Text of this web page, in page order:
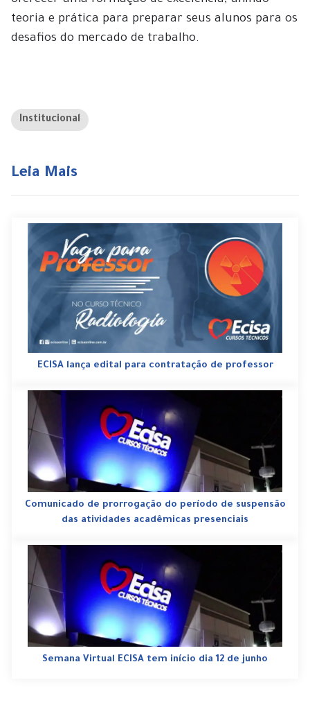
teoria e prática para preparar seus alunos para os
desafios do mercado de trabalho.
Institucional
Leia Mais
ECISA lança edital para contratação de professor
Comunicado de prorrogação do período de suspensão
das atividades acadêmicas presenciais
Semana Virtual ECISA tem início dia 12 de junho